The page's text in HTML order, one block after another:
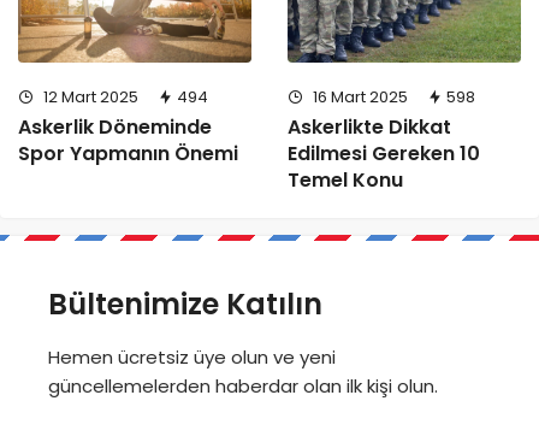
12 Mart 2025 494
Askerlik Döneminde
Spor Yapmanın Önemi
16 Mart 2025 598
Askerlikte Dikkat
Edilmesi Gereken 10
Temel Konu
Bültenimize Katılın
Hemen ücretsiz üye olun ve yeni
güncellemelerden haberdar olan ilk kişi olun.